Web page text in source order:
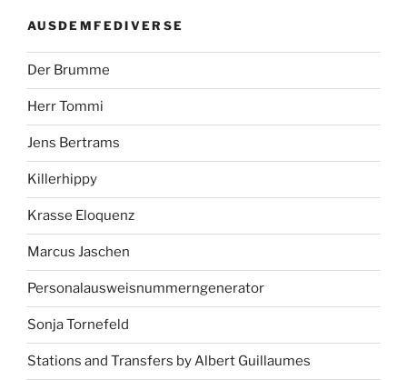
AUSDEMFEDIVERSE
Der Brumme
Herr Tommi
Jens Bertrams
Killerhippy
Krasse Eloquenz
Marcus Jaschen
Personalausweisnummerngenerator
Sonja Tornefeld
Stations and Transfers by Albert Guillaumes